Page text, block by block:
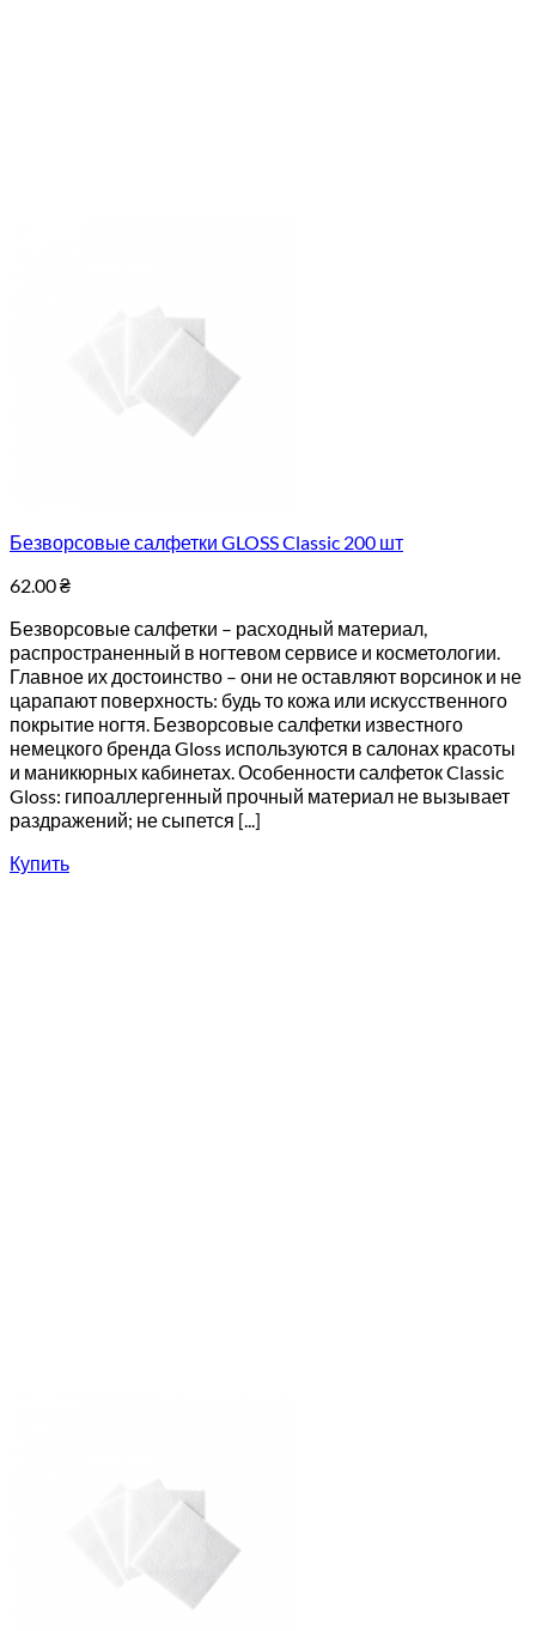
Безворсовые салфетки GLOSS Classic 200 шт
62.00₴
Безворсовые салфетки – расходный материал,
распространенный в ногтевом сервисе и косметологии.
Главное их достоинство – они не оставляют ворсинок и не
царапают поверхность: будь то кожа или искусственного
покрытие ногтя. Безворсовые салфетки известного
немецкого бренда Gloss используются в салонах красоты
и маникюрных кабинетах. Особенности салфеток Classic
Gloss: гипоаллергенный прочный материал не вызывает
раздражений; не сыпется [...]
Купить